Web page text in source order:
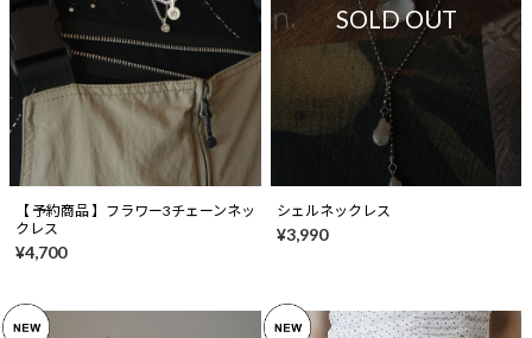
【 予約商品 】フラワー3チェーンネッ
クレス
¥4,700
SOLD OUT
シェルネックレス
¥3,990